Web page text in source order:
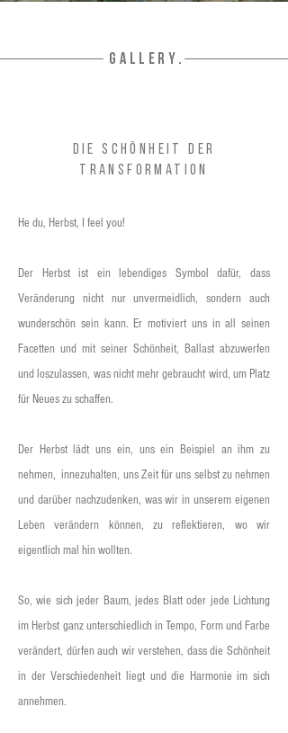
GALLERY.
Die Schönheit der
Transformation
He du, Herbst, I feel you!
Der Herbst ist ein lebendiges Symbol dafür, dass
Veränderung nicht nur unvermeidlich, sondern auch
wunderschön sein kann. Er motiviert uns in all seinen
Facetten und mit seiner Schönheit, Ballast abzuwerfen
und loszulassen, was nicht mehr gebraucht wird, um Platz
für Neues zu schaffen.
Der Herbst lädt uns ein, uns ein Beispiel an ihm zu
nehmen, innezuhalten, uns Zeit für uns selbst zu nehmen
und darüber nachzudenken, was wir in unserem eigenen
Leben verändern können, zu reflektieren, wo wir
eigentlich mal hin wollten.
So, wie sich jeder Baum, jedes Blatt oder jede Lichtung
im Herbst ganz unterschiedlich in Tempo, Form und Farbe
verändert, dürfen auch wir verstehen, dass die Schönheit
in der Verschiedenheit liegt und die Harmonie im sich
annehmen.